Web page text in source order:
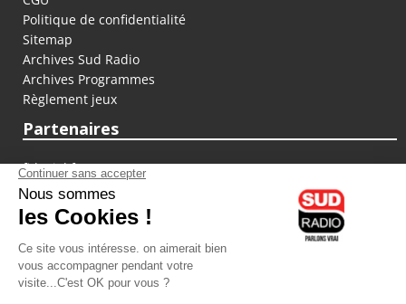
Politique de confidentialité
Sitemap
Archives Sud Radio
Archives Programmes
Règlement jeux
Partenaires
fiducial.fr
lyoncapitale.fr
olympique-et-lyonnais.com
L'application Iphone / Android
Téléchargez l'application